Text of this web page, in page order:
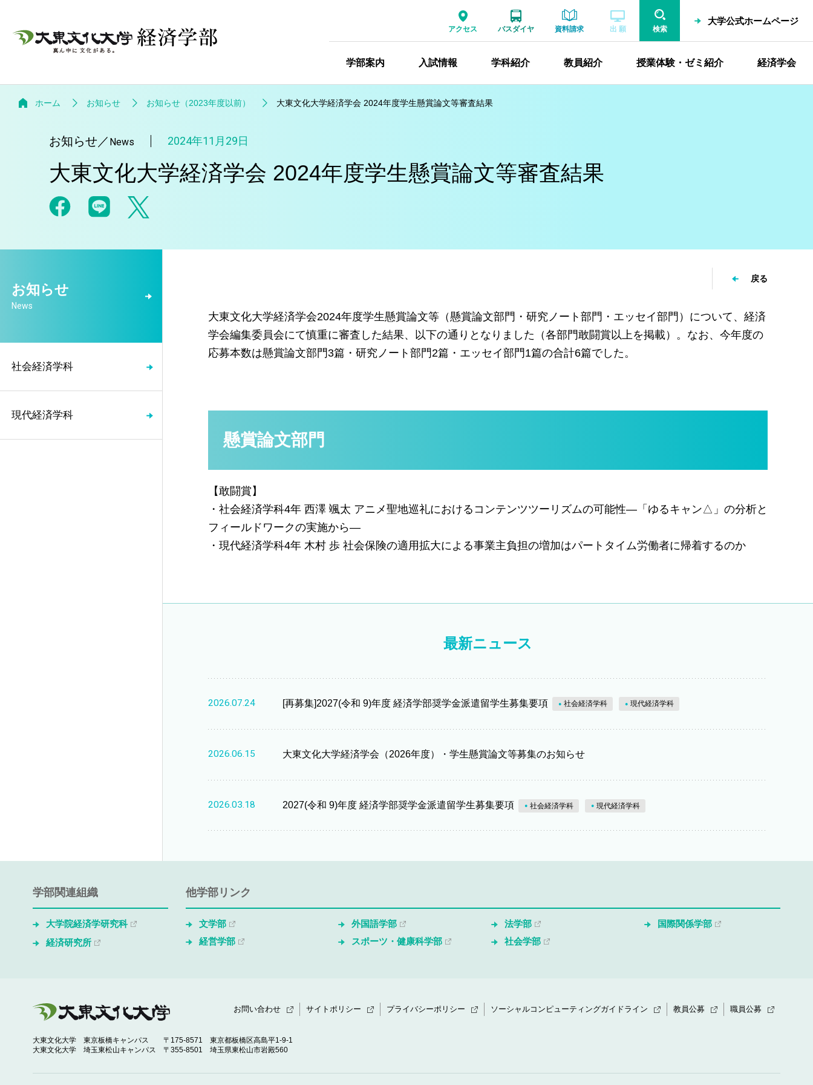
アクセス バスダイヤ 資料請求 出 願 検索
大学公式ホームページ
学部案内 入試情報 学科紹介 教員紹介 授業体験・ゼミ紹介 経済学会
ホーム お知らせ お知らせ（2023年度以前） 大東文化大学経済学会 2024年度学生懸賞論文等審査結果
お知らせ／ News 2024年11月29日
大東文化大学経済学会 2024年度学生懸賞論文等審査結果
お知らせ
News
社会経済学科
現代経済学科
戻る
大東文化大学経済学会2024年度学生懸賞論文等（懸賞論文部門・研究ノート部門・エッセイ部門）について、経済
学会編集委員会にて慎重に審査した結果、以下の通りとなりました（各部門敢闘賞以上を掲載）。なお、今年度の
応募本数は懸賞論文部門3篇・研究ノート部門2篇・エッセイ部門1篇の合計6篇でした。
懸賞論文部門
【敢闘賞】
・社会経済学科4年 西澤 颯太 アニメ聖地巡礼におけるコンテンツツーリズムの可能性―「ゆるキャン△」の分析と
フィールドワークの実施から―
・現代経済学科4年 木村 歩 社会保険の適用拡大による事業主負担の増加はパートタイム労働者に帰着するのか
最新ニュース
2026.07.24 [再募集]2027(令和 9)年度 経済学部奨学金派遣留学生募集要項 社会経済学科 現代経済学科
2026.06.15 大東文化大学経済学会（2026年度）・学生懸賞論文等募集のお知らせ
2026.03.18 2027(令和 9)年度 経済学部奨学金派遣留学生募集要項 社会経済学科 現代経済学科
学部関連組織
大学院経済学研究科
経済研究所
他学部リンク
文学部 外国語学部 法学部
国際関係学部
経営学部
スポーツ・健康科学部 社会学部
大東文化大学 東京板橋キャンパス
〒175-8571 東京都板橋区高島平1-9-1
大東文化大学 埼玉東松山キャンパス
〒355-8501 埼玉県東松山市岩殿560
お問い合わせ サイトポリシー プライバシーポリシー ソーシャルコンピューティングガイドライン 教員公募 職員公募